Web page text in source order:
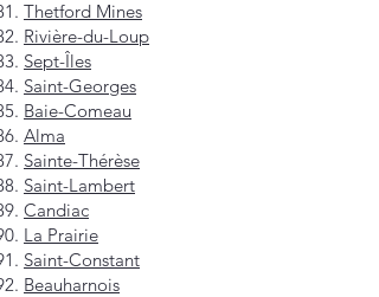
Thetford Mines
Rivière-du-Loup
Sept-Îles
Saint-Georges
Baie-Comeau
Alma
Sainte-Thérèse
Saint-Lambert
Candiac
La Prairie
Saint-Constant
Beauharnois